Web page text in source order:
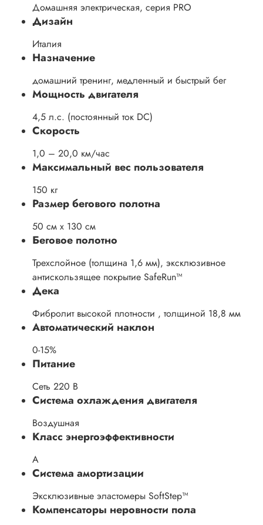
Домашняя электрическая, серия PRO
Дизайн
Италия
Назначение
домашний тренинг, медленный и быстрый бег
Мощность двигателя
4,5 л.с. (постоянный ток DC)
Скорость
1,0 – 20,0 км/час
Максимальный вес пользователя
150 кг
Размер бегового полотна
50 см х 130 см
Беговое полотно
Трехслойное (толщина 1,6 мм), эксклюзивное
антискользящее покрытие SafeRun™
Дека
Фибролит высокой плотности , толщиной 18,8 мм
Автоматический наклон
0-15%
Питание
Сеть 220 В
Система охлаждения двигателя
Воздушная
Класс энергоэффективности
А
Система амортизации
Эксклюзивные эластомеры SoftStep™
Компенсаторы неровности пола